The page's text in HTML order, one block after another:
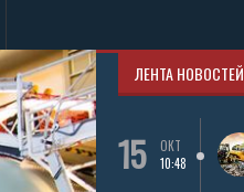
ЛЕНТА НОВОСТЕЙ
15
ОКТ
10:48